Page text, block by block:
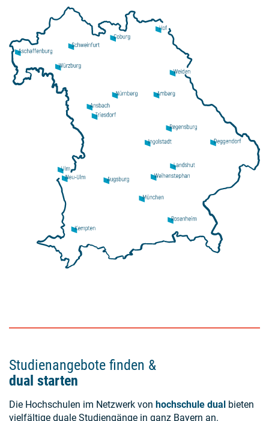
Studienangebote finden &
dual starten
Die Hochschulen im Netzwerk von hochschule dual bieten
vielfältige duale Studiengänge in ganz Bayern an.